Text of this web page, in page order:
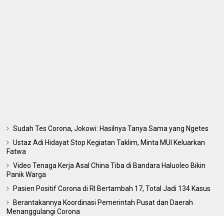
Sudah Tes Corona, Jokowi: Hasilnya Tanya Sama yang Ngetes
Ustaz Adi Hidayat Stop Kegiatan Taklim, Minta MUI Keluarkan
Fatwa
Video Tenaga Kerja Asal China Tiba di Bandara Haluoleo Bikin
Panik Warga
Pasien Positif Corona di RI Bertambah 17, Total Jadi 134 Kasus
Berantakannya Koordinasi Pemerintah Pusat dan Daerah
Menanggulangi Corona